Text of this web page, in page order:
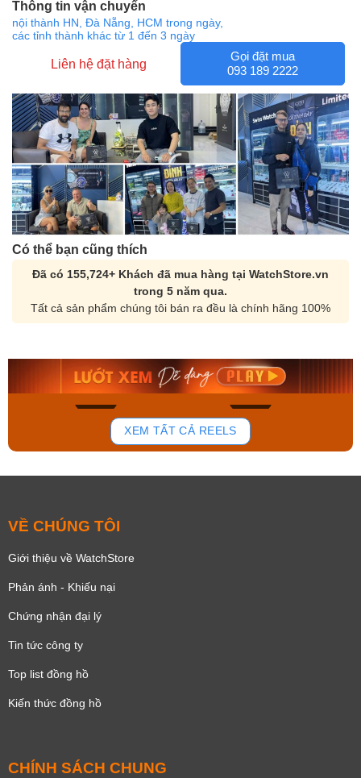
Thông tin vận chuyển
nội thành HN, Đà Nẵng, HCM trong ngày,
các tỉnh thành khác từ 1 đến 3 ngày
Liên hệ đặt hàng
Gọi đặt mua
093 189 2222
Có thể bạn cũng thích
Đã có 155,724+ Khách đã mua hàng tại WatchStore.vn
trong 5 năm qua.
Tất cả sản phẩm chúng tôi bán ra đều là chính hãng 100%
158
Orient Nam RA-
Mua ngay
Casio Nam MTS-
Mua ngay
XEM TẤT CẢ REELS
VỀ CHÚNG TÔI
Giới thiệu về WatchStore
Phản ánh - Khiếu nại
Chứng nhận đại lý
Tin tức công ty
Top list đồng hồ
Kiến thức đồng hồ
CHÍNH SÁCH CHUNG